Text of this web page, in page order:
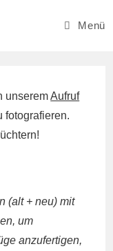
Menü
unseremAufruf
fotografieren.
(alt + neu) mit
um
anzufertigen,